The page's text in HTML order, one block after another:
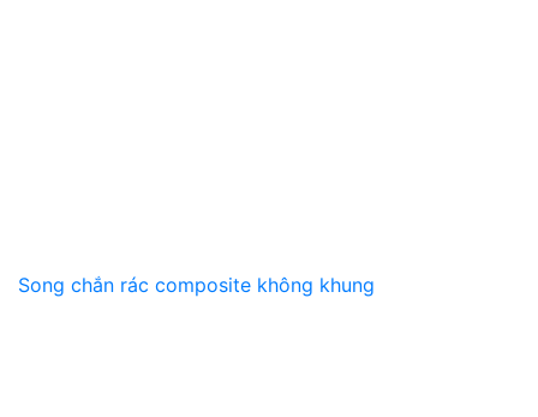
Song chắn rác composite không khung